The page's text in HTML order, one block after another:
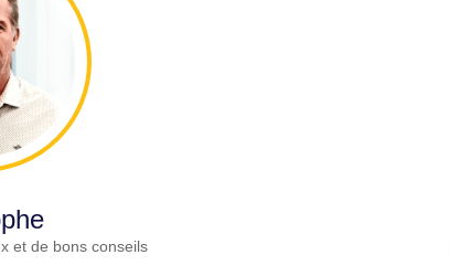
et de bons conseils